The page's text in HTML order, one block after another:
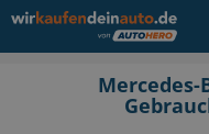
Mercedes-